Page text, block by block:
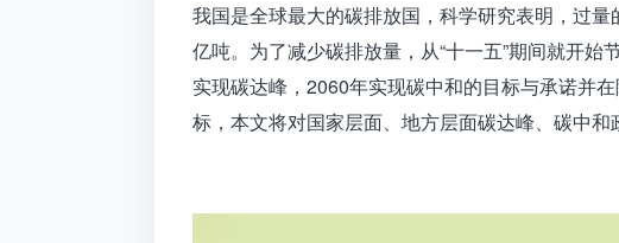
我国是全球最大的碳排放国，科学研究表明，过
亿吨。为了减少碳排放量，从“十一五”期间就开始
实现碳达峰， 2060年实现碳中和的目标与承诺并
标，本文将对国家层面、地方层面碳达峰、碳中和